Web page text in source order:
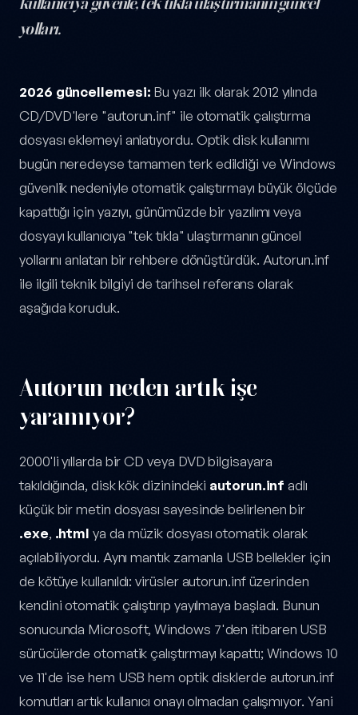
yolları.
Autorun CD Devri Bitti: 2026'da Dosya Paylaşım Yöntemleri —
2026 güncellemesi: Bu yazı ilk olarak 2012 yılında
CD/DVD'lere "autorun.inf" ile otomatik çalıştırma
dosyası eklemeyi anlatıyordu. Optik disk kullanımı
bugün neredeyse tamamen terk edildiği ve Windows
güvenlik nedeniyle otomatik çalıştırmayı büyük ölçüde
kapattığı için yazıyı, günümüzde bir yazılımı veya
dosyayı kullanıcıya "tek tıkla" ulaştırmanın güncel
yollarını anlatan bir rehbere dönüştürdük. Autorun.inf
ile ilgili teknik bilgiyi de tarihsel referans olarak
aşağıda koruduk.
Autorun neden artık işe
yaramıyor?
2000'li yıllarda bir CD veya DVD bilgisayara
takıldığında, disk kök dizinindeki autorun.inf adlı
küçük bir metin dosyası sayesinde belirlenen bir
.exe, .html ya da müzik dosyası otomatik olarak
açılabiliyordu. Aynı mantık zamanla USB bellekler için
de kötüye kullanıldı: virüsler autorun.inf üzerinden
kendini otomatik çalıştırıp yayılmaya başladı. Bunun
sonucunda Microsoft, Windows 7'den itibaren USB
sürücülerde otomatik çalıştırmayı kapattı; Windows 10
ve 11'de ise hem USB hem optik disklerde autorun.inf
komutları artık kullanıcı onayı olmadan çalışmıyor. Yani